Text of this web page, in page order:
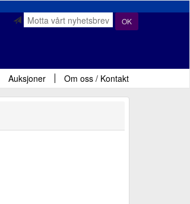
OK
Auksjoner Om oss / Kontakt